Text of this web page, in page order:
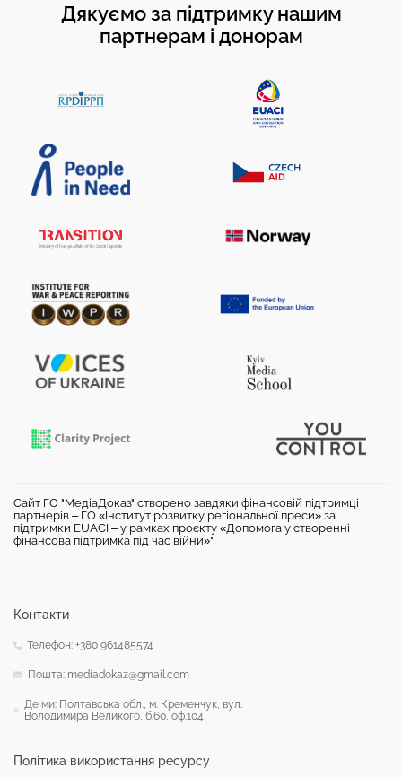
Дякуємо за підтримку нашим
партнерам і донорам
Сайт ГО "МедіаДоказ" створено завдяки фінансовій підтримці
партнерів – ГО «Інститут розвитку регіональної преси» за
підтримки EUACI – у рамках проєкту «Допомога у створенні і
фінансова підтримка під час війни»".
Політика використання ресурсу
Контакти
Телефон: +380 961485574
Пошта: mediadokaz@gmail.com
Де ми: Полтавська обл., м. Кременчук, вул.
Володимира Великого, б.60, оф.104.